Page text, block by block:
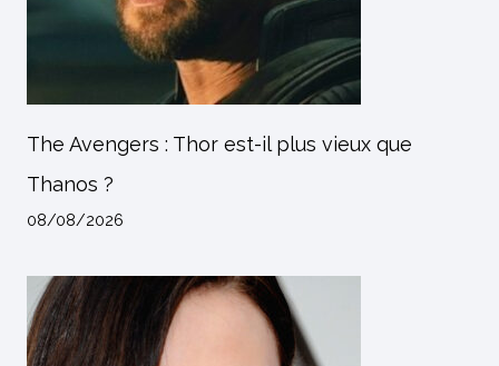
The Avengers : Thor est-il plus vieux que
Thanos ?
08/08/2026